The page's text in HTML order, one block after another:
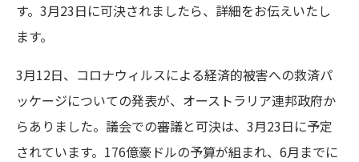
す。3月23日に可決されましたら、詳細をお伝えいたし
ます。
3月12日、コロナウィルスによる経済的被害への救済パ
ッケージについての発表が、オーストラリア連邦政府か
らありました。議会での審議と可決は、3月23日に予定
されています。176億豪ドルの予算が組まれ、6月までに